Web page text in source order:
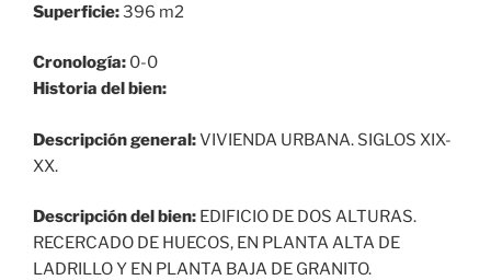
Superficie:396 m2
Cronología: 0-0
Historia del bien:
Descripción general:VIVIENDA URBANA. SIGLOS XIX-
XX.
Descripción del bien: EDIFICIO DE DOS ALTURAS.
RECERCADO DE HUECOS, EN PLANTA ALTA DE
LADRILLO Y EN PLANTA BAJA DE GRANITO.